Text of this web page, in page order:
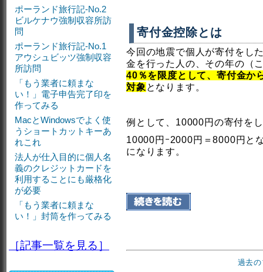
寄付金控除とは
今回の地震で個人が寄付をし
金を行った人の、その年の（
40％を限度として、寄付金か
対象 となります。
例として、10000円の寄付を
10000円ｰ2000円＝8000円と
になります。
過去
ポーランド旅行記-No.2
ビルケナウ強制収容所訪
問
ポーランド旅行記-No.1
アウシュビッツ強制収容
所訪問
「もう業者に頼まな
い！」電子申告完了印を
作ってみる
MacとWindowsでよく使
うショートカットキーあ
れこれ
法人が仕入目的に個人名
義のクレジットカードを
利用することにも厳格化
が必要
「もう業者に頼まな
い！」封筒を作ってみる
［記事一覧を見る］